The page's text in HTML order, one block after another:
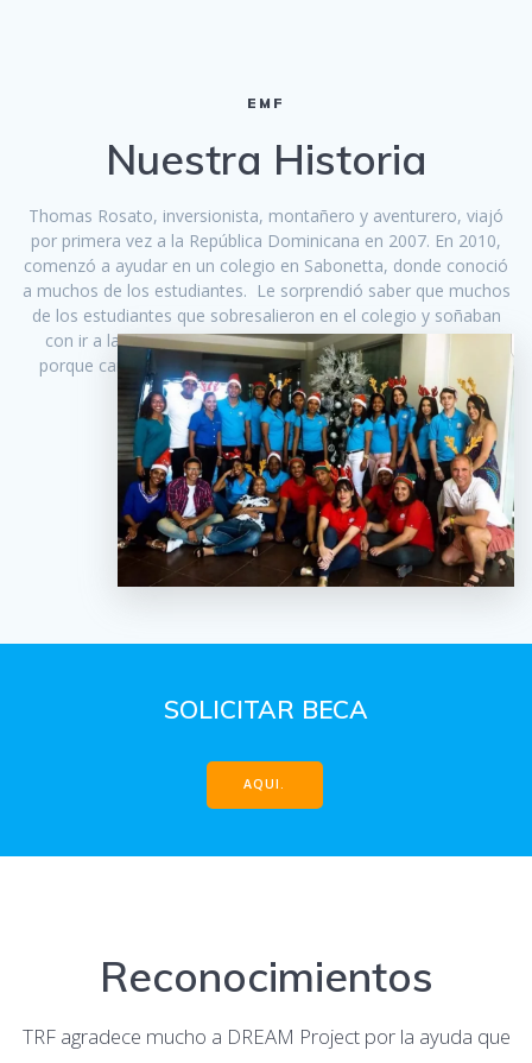
EMF
Nuestra Historia
Thomas Rosato, inversionista, montañero y aventurero, viajó
por primera vez a la República Dominicana en 2007. En 2010,
comenzó a ayudar en un colegio en Sabonetta, donde conoció
a muchos de los estudiantes. Le sorprendió saber que muchos
de los estudiantes que sobresalieron en el colegio y soñaban
con ir a la universidad no planeaban hacerlo simplemente
porque carecían de los recursos económicos para hacerlo.
SEGUIR LEYENDO
SOLICITAR BECA
AQUI.
Reconocimientos
TRF agradece mucho a DREAM Project por la ayuda que